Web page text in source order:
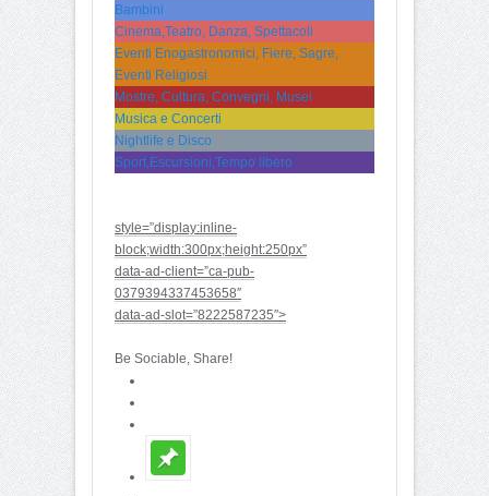
Bambini
Cinema,Teatro, Danza, Spettacoli
Eventi Enogastronomici, Fiere, Sagre,
Eventi Religiosi
Mostre, Cultura, Convegni, Musei
Musica e Concerti
Nightlife e Disco
Sport,Escursioni,Tempo libero
style=”display:inline-
block;width:300px;height:250px”
data-ad-client=”ca-pub-
0379394337453658″
data-ad-slot=”8222587235″>
Be Sociable, Share!